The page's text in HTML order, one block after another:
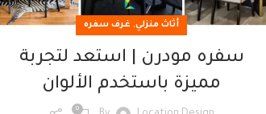
أثاث منزلي, غرف سفره
سفره مودرن | استعد لتجربة
مميزة باستخدم الألوان
0